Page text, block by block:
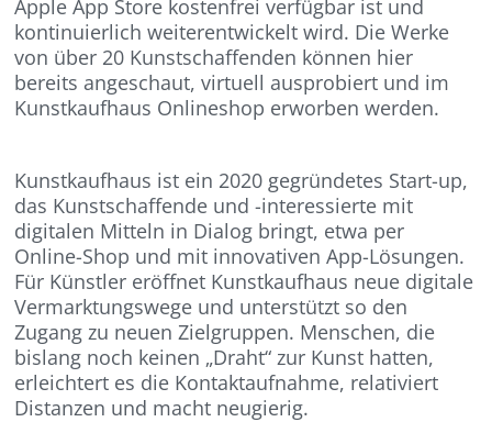
Apple App Store kostenfrei verfügbar ist und
kontinuierlich weiterentwickelt wird. Die Werke
von über 20 Kunstschaffenden können hier
bereits angeschaut, virtuell ausprobiert und im
Kunstkaufhaus Onlineshop erworben werden.
Kunstkaufhaus ist ein 2020 gegründetes Start-up,
das Kunstschaffende und -interessierte mit
digitalen Mitteln in Dialog bringt, etwa per
Online-Shop und mit innovativen App-Lösungen.
Für Künstler eröffnet Kunstkaufhaus neue digitale
Vermarktungswege und unterstützt so den
Zugang zu neuen Zielgruppen. Menschen, die
bislang noch keinen „Draht“ zur Kunst hatten,
erleichtert es die Kontaktaufnahme, relativiert
Distanzen und macht neugierig.